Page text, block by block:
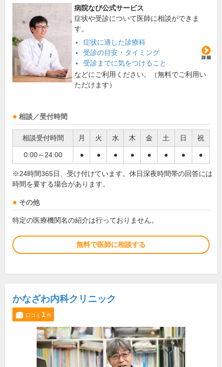
病院なび公式サービス
症状や受診について医師に相談ができま
す。
症状に適した診療科
受診の目安・タイミング
受診までに気をつけること
などにご利用ください。（無料でご利用い
ただけます）
相談／受付時間
相談受付時間 月 火 水 木 金 土 日 祝
0:00～24:00 ● ● ● ● ● ● ● ●
※24時間365日、受け付けています。休日深夜時間帯の回答には
時間を要する場合があります。
その他
特定の医療機関名の紹介は行っておりません。
無料で医師に相談する
かなざわ内科クリニック
口コミ 1件